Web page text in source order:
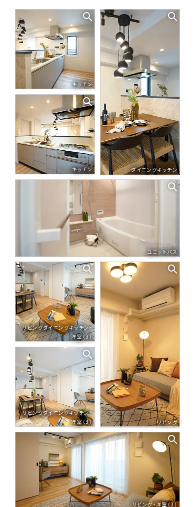
キッチン
キッチン ダイニングキッチン
ユニットバス
リビングダイニングキッチン・
洋室（3）
リビングダイニングキッチン・
洋室（3）
リビング
リビング・洋室（3）